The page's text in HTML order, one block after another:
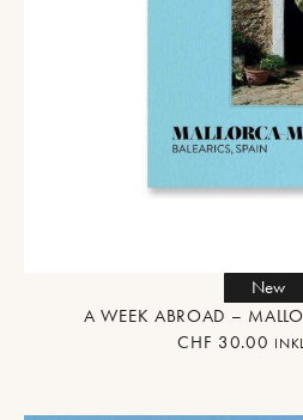
New
A WEEK ABROAD –
CHF 30.00